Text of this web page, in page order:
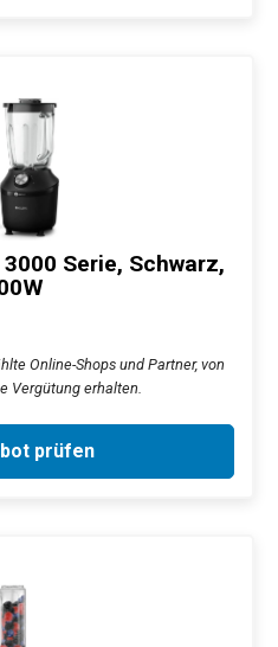
Serie, Schwarz,
Online-Shops und Partner, von
Vergütung erhalten.
prüfen